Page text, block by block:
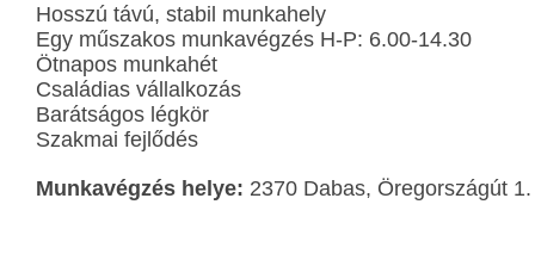
Hosszú távú, stabil munkahely
Egy műszakos munkavégzés H-P: 6.00-14.30
Ötnapos munkahét
Családias vállalkozás
Barátságos légkör
Szakmai fejlődés
Munkavégzés helye: 2370 Dabas, Öregországút 1.